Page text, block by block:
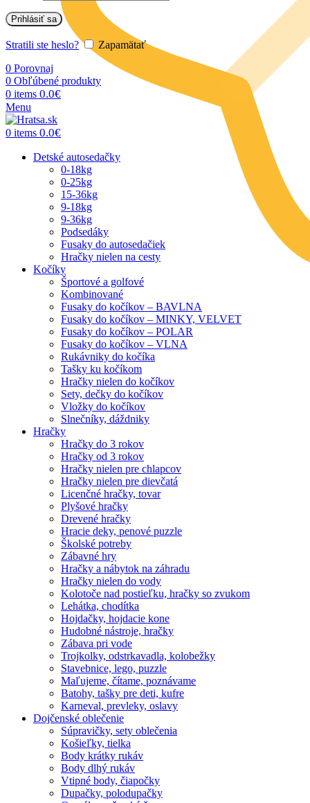
Prihlásiť sa
Stratili ste heslo?
Zapamätať
0 Porovnaj
0 Obľúbené produkty
0 items 0.0€
Menu
0 items 0.0€
Detské autosedačky
0-18kg
0-25kg
15-36kg
9-18kg
9-36kg
Podsedáky
Fusaky do autosedačiek
Hračky nielen na cesty
Kočíky
Športové a golfové
Kombinované
Fusaky do kočíkov – BAVLNA
Fusaky do kočíkov – MINKY, VELVET
Fusaky do kočíkov – POLAR
Fusaky do kočíkov – VLNA
Rukávniky do kočíka
Tašky ku kočíkom
Hračky nielen do kočíkov
Sety, dečky do kočíkov
Vložky do kočíkov
Slnečníky, dáždniky
Hračky
Hračky do 3 rokov
Hračky od 3 rokov
Hračky nielen pre chlapcov
Hračky nielen pre dievčatá
Licenčné hračky, tovar
Plyšové hračky
Drevené hračky
Hracie deky, penové puzzle
Školské potreby
Zábavné hry
Hračky a nábytok na záhradu
Hračky nielen do vody
Kolotoče nad postieľku, hračky so zvukom
Lehátka, chodítka
Hojdačky, hojdacie kone
Hudobné nástroje, hračky
Zábava pri vode
Trojkolky, odstrkavadla, kolobežky
Stavebnice, lego, puzzle
Maľujeme, čítame, poznávame
Batohy, tašky pre deti, kufre
Karneval, prevleky, oslavy
Dojčenské oblečenie
Súpravičky, sety oblečenia
Košieľky, tielka
Body krátky rukáv
Body dlhý rukáv
Vtipné body, čiapočky
Dupačky, polodupačky